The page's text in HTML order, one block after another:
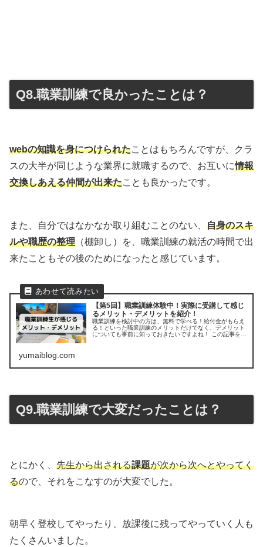
Q8.職業訓練で良かったことは？
webの知識を身につけられたことはもちろんですが、クラ
スの大半が同じような業界に就職するので、お互いに情報
交換しあえる仲間が出来たことも良かったです。
また、自分ではなかなか取り組むことのない、 自身のスキ
ルや職歴の整理 （棚卸し）を、職業訓練の就活の時間で出
来たこともその後のためになったと感じています。
【第5回】職業訓練体験中！実際に受講して感じ
るメリット・デメリットを紹介！
職業訓練を検討中の方は、無料で学べる！給付金がもらえ
る！といった職業訓練のメリットだけでなく、デメリット
についても事前に知っておきたいですよね！ この記事を読
yumaiblog.com
Q9.職業訓練で大変だったことは？
とにかく、 先生から出される課題が次から次へとやってく
るので、それをこなすのが大変でした。
朝早く登校してやったり、放課後に残ってやっていく人も
たくさんいました。